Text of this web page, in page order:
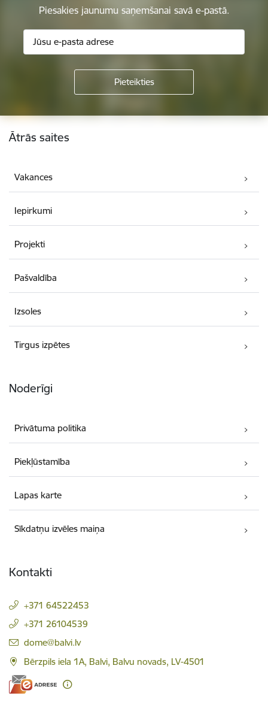
Piesakies jaunumu saņemšanai savā e-pastā.
Kājene
Ātrās saites
Vakances
Iepirkumi
Projekti
Pašvaldība
Izsoles
Tirgus izpētes
Noderīgi
Privātuma politika
Piekļūstamība
Lapas karte
Sīkdatņu izvēles maiņa
Kontakti
+371 64522453
+371 26104539
E-pasts:
dome@balvi.lv
Bērzpils iela 1A, Balvi, Balvu novads, LV-4501